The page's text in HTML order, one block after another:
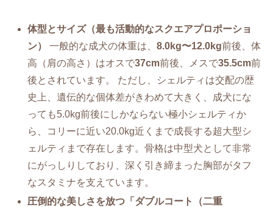
体型とサイズ（最も活動的なスクエアプロポーショ
ン）
一般的な成犬の体重は、8.0kg〜12.0kg前後、体
高（肩の高さ）はオスで37cm前後、メスで35.5cm前
後とされています。 ただし、シェルティは交配の歴
史上、遺伝的な個体差がきわめて大きく、成犬にな
っても5.0kg前後にしかならない極小シェルティか
ら、コリーに近い20.0kg近くまで成長する超大型シ
ェルティまで存在します。骨格は中型犬として非常
にがっしりしており、深く引き締まった胸部がタフ
なスタミナを支えています。
圧倒的な美しさを放つ「ダブルコート（二重